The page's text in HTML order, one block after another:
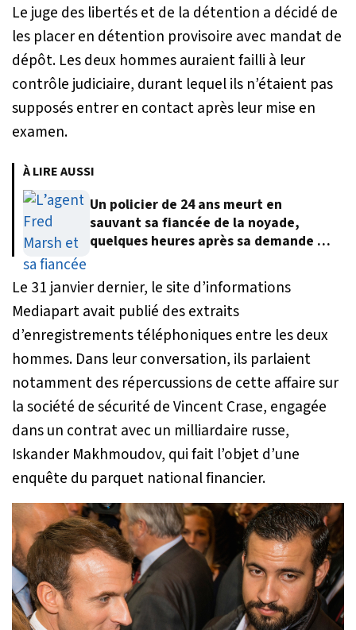
Le juge des libertés et de la détention a décidé de
les placer en détention provisoire avec mandat de
dépôt. Les deux hommes auraient failli à leur
contrôle judiciaire, durant lequel ils n’étaient pas
supposés entrer en contact après leur mise en
examen.
À LIRE AUSSI
Un policier de 24 ans meurt en
sauvant sa fiancée de la noyade,
quelques heures après sa demande en
Le 31 janvier dernier, le site d’informations
Mediapart avait publié des extraits
d’enregistrements téléphoniques entre les deux
hommes. Dans leur conversation, ils parlaient
notamment des répercussions de cette affaire sur
la société de sécurité de Vincent Crase, engagée
dans un contrat avec un milliardaire russe,
Iskander Makhmoudov, qui fait l’objet d’une
enquête du parquet national financier.